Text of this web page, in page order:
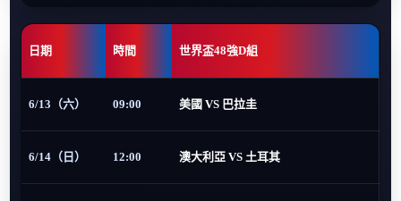
日期 時間 世界盃48強D組
6/13（六） 09:00 美國 VS 巴拉圭
6/14（日） 12:00 澳大利亞 VS 土耳其